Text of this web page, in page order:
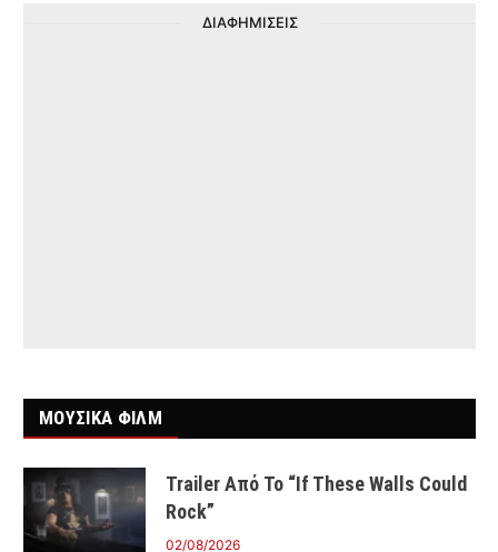
ΔΙΑΦΗΜΙΣΕΙΣ
ΜΟΥΣΙΚΑ ΦΙΛΜ
Trailer Από Το “If These Walls Could
Rock”
02/08/2026